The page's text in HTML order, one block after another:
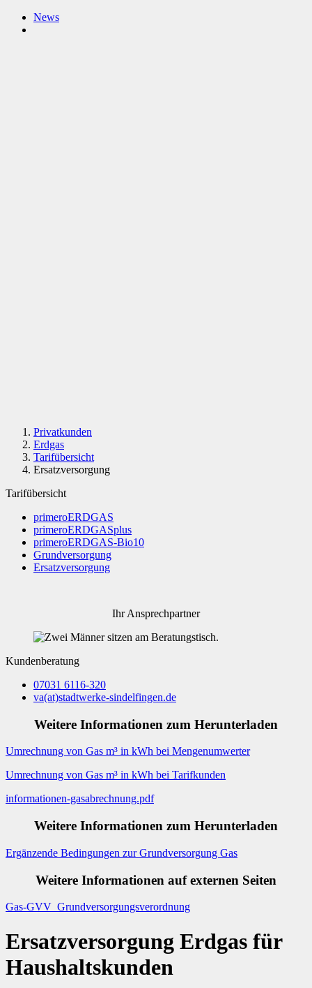
News
Privatkunden
Erdgas
Tarifübersicht
Ersatzversorgung
Tarifübersicht
primeroERDGAS
primeroERDGASplus
primeroERDGAS-Bio10
Grundversorgung
Ersatzversorgung
Ihr Ansprechpartner
Kundenberatung
07031 6116-320
va(at)stadtwerke-sindelfingen.de
Weitere Informationen zum Herunterladen
Umrechnung von Gas m³ in kWh bei Mengenumwerter
Umrechnung von Gas m³ in kWh bei Tarifkunden
informationen-gasabrechnung.pdf
Weitere Informationen zum Herunterladen
Ergänzende Bedingungen zur Grundversorgung Gas
Weitere Informationen auf externen Seiten
Gas-GVV Grundversorgungsverordnung
Ersatzversorgung Erdgas für
Haushaltskunden